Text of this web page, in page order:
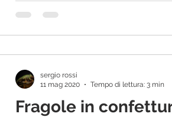
Fragole in
sergio rossi
11 mag 2020
Tempo di lettura: 3 min